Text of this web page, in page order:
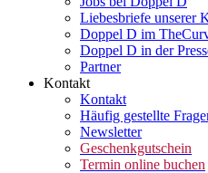
Liebesbriefe unserer
Doppel D im
Doppel D in der
Partner
Kontakt
Kontakt
Häufig gestellte
Newsletter
Geschenkgutschein
Termin online buchen